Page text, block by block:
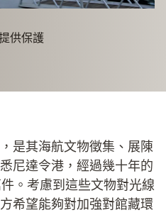
供保護
是其海航文物徵集、展陳
尼達令港，經過幾十年的
。考慮到這些文物對光線
希望能夠對加強對館藏環